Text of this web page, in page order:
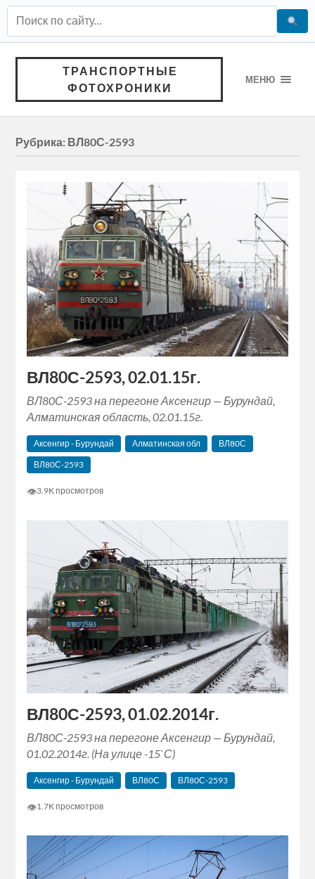
ТРАНСПОРТНЫЕ
ФОТОХРОНИКИ
МЕНЮ
Рубрика: ВЛ80С-2593
ВЛ80С-2593, 02.01.15г.
ВЛ80С-2593 на перегоне Аксенгир — Бурундай,
Алматинская область, 02.01.15г.
Аксенгир - Бурундай Алматинская обл
ВЛ80С
ВЛ80С-2593
👁3.9K просмотров
ВЛ80С-2593, 01.02.2014г.
ВЛ80С-2593 на перегоне Аксенгир — Бурундай,
01.02.2014г. (На улице -15`С)
Аксенгир - Бурундай ВЛ80С ВЛ80С-2593
👁1.7K просмотров